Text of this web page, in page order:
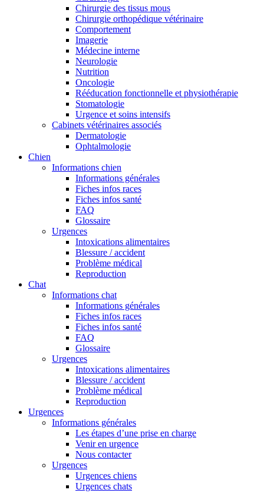
Chirurgie des tissus mous
Chirurgie orthopédique vétérinaire
Comportement
Imagerie
Médecine interne
Neurologie
Nutrition
Oncologie
Rééducation fonctionnelle et physiothérapie
Stomatologie
Urgence et soins intensifs
Cabinets vétérinaires associés
Dermatologie
Ophtalmologie
Chien
Informations chien
Informations générales
Fiches infos races
Fiches infos santé
FAQ
Glossaire
Urgences
Intoxications alimentaires
Blessure / accident
Problème médical
Reproduction
Chat
Informations chat
Informations générales
Fiches infos races
Fiches infos santé
FAQ
Glossaire
Urgences
Intoxications alimentaires
Blessure / accident
Problème médical
Reproduction
Urgences
Informations générales
Les étapes d’une prise en charge
Venir en urgence
Nous contacter
Urgences
Urgences chiens
Urgences chats